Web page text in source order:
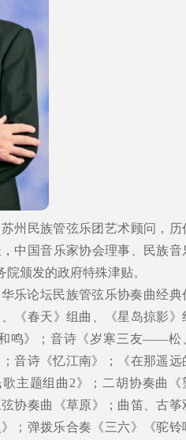
州民族管弦乐团艺术顾问，历
中国音乐家协会理事、民族音
颁发的政府特殊津贴。
乐论坛民族管弦乐协奏曲经典
《春天》组曲、《星岛掠影》
鸣》；音诗《岁寒三友——松
音诗《忆江南》；《在那遥远
主题组曲2》；二胡协奏曲《
协奏曲《草原》；曲笛、古筝
；弹拨乐合奏《三六》《驼铃